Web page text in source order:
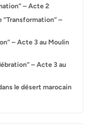
– Acte 2
“Transformation” –
– Acte 3 au Moulin
– Acte 3 au
le désert marocain